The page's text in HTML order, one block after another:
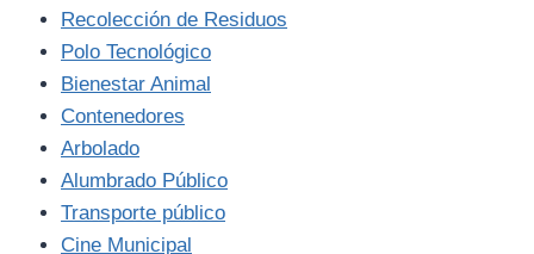
Recolección de Residuos
Polo Tecnológico
Bienestar Animal
Contenedores
Arbolado
Alumbrado Público
Transporte público
Cine Municipal